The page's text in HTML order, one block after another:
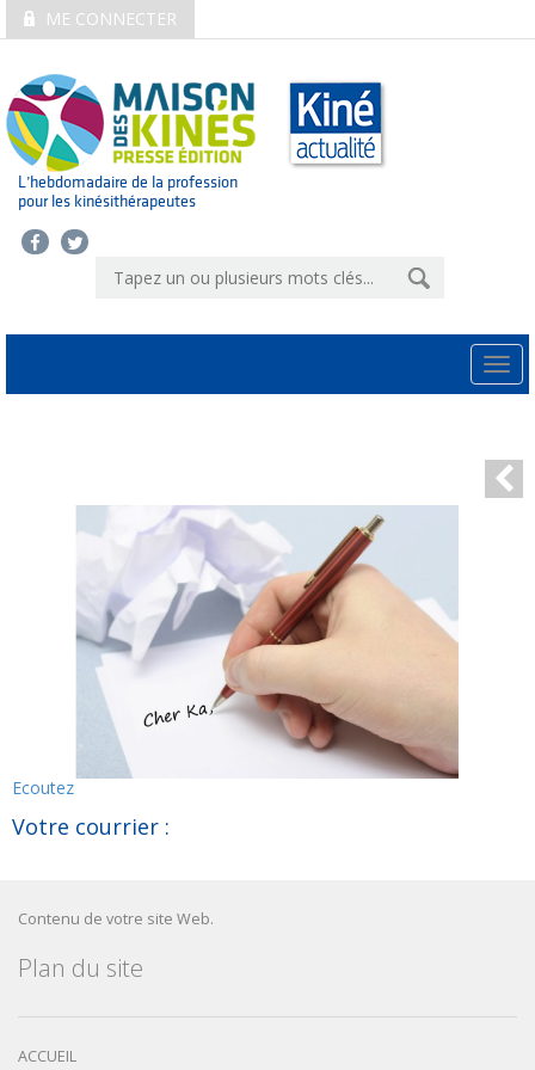
ME CONNECTER
L’hebdomadaire de la profession
pour les kinésithérapeutes
Ecoutez
Votre courrier :
Contenu de votre site Web.
Plan du site
ACCUEIL